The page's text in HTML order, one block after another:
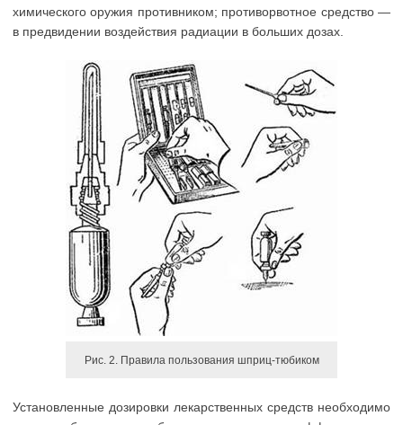
химического оружия противником; противорвотное средство —
в предвидении воздействия радиации в больших дозах.
Рис. 2. Правила пользования шприц-тюбиком
Установленные дозировки лекарственных средств необходимо